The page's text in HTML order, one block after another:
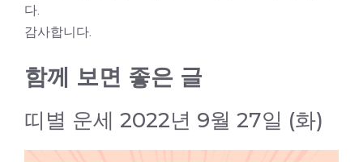
다.
감사합니다.
함께 보면 좋은 글
띠별 운세 2022년 9월 27일 (화)